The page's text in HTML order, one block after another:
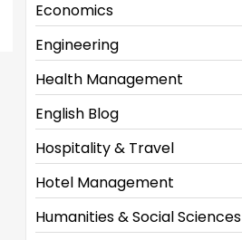
Economics
Engineering
Health Management
English Blog
Hospitality & Travel
Hotel Management
Humanities & Social Sciences